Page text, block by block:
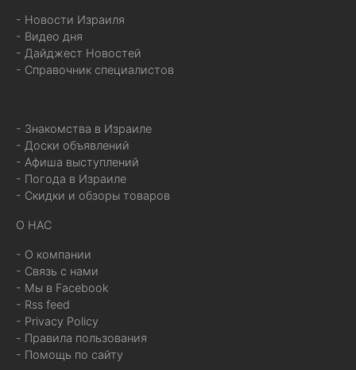
- Новости Израиля
- Видео дня
- Дайджест Новостей
- Справочник специалистов
- Знакомства в Израиле
- Доски объявлений
- Афиша выступлений
- Погода в Израиле
- Скидки и обзоры товаров
О НАС
- О компании
- Связь с нами
- Мы в Facebook
- Rss feed
- Privacy Policy
- Правила пользования
- Помощь по сайту